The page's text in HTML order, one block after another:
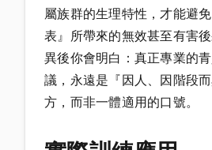
屬族群的生理特性，才能避
表』所帶來的無效甚至有害
異後你會明白：真正專業的
議，永遠是『因人、因階段
方，而非一體適用的口號。